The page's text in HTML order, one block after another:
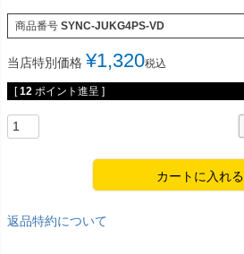
商品番号 SYNC-JUKG4PS-VD
当店特別価格 ¥1,320税込
[ 12 ポイント進呈 ]
カートに入れる
返品特約について